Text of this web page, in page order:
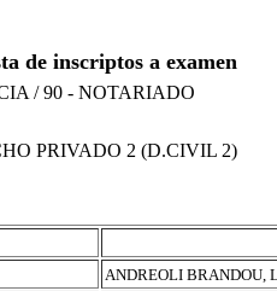
de inscriptos a examen
/ 90 - NOTARIADO
PRIVADO 2 (D.CIVIL 2)
ANDREOLI BRANDOU,